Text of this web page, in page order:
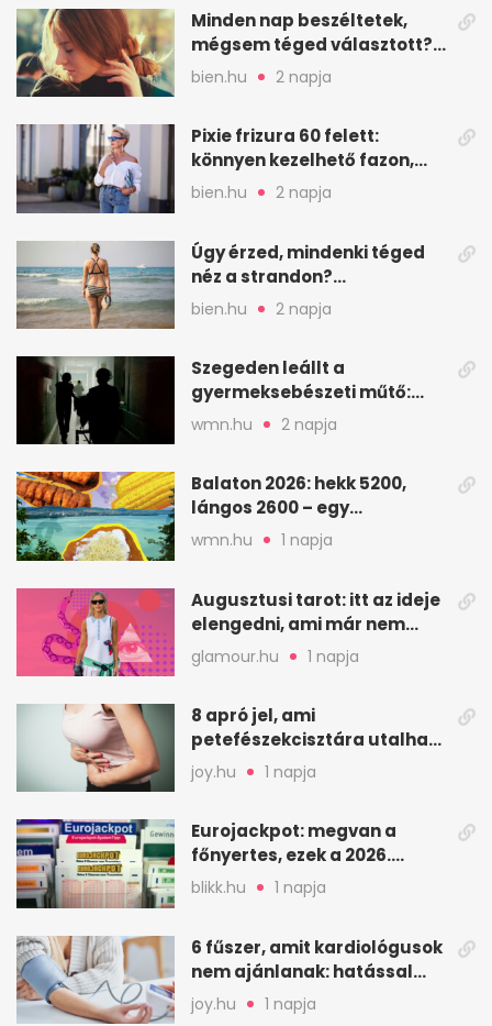
Minden nap beszéltetek,
mégsem téged választott?
Ez az érzelmi csapda
bien.hu 2 napja
Pixie frizura 60 felett:
könnyen kezelhető fazon,
ami karaktert ad
bien.hu 2 napja
Úgy érzed, mindenki téged
néz a strandon?
Pszichológusok szerint más
áll a háttérben
bien.hu 2 napja
Szegeden leállt a
gyermeksebészeti műtő:
elfogytak a tartalékok
wmn.hu 2 napja
Balaton 2026: hekk 5200,
lángos 2600 – egy
strandnap gyorsan tízezres
wmn.hu 1 napja
Augusztusi tarot: itt az ideje
elengedni, ami már nem
szolgál téged
glamour.hu 1 napja
8 apró jel, ami
petefészekcisztára utalhat
– mire figyelj
joy.hu 1 napja
Eurojackpot: megvan a
főnyertes, ezek a 2026.
augusztus 7-i számok
blikk.hu 1 napja
6 fűszer, amit kardiológusok
nem ajánlanak: hatással
lehet a vérnyomásra
joy.hu 1 napja